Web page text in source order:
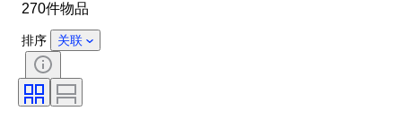
时代
270件物品
排序 关联